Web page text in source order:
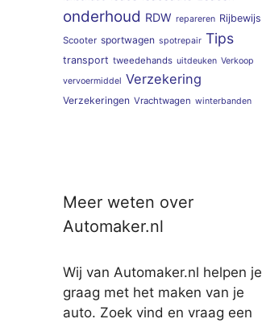
onderhoud RDW repareren Rijbewijs
Scooter sportwagen spotrepair Tips
transport tweedehands uitdeuken Verkoop
vervoermiddel Verzekering
Verzekeringen Vrachtwagen winterbanden
Meer weten over
Automaker.nl
Wij van Automaker.nl helpen je
graag met het maken van je
auto. Zoek vind en vraag een